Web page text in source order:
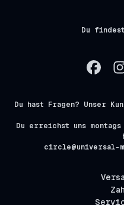
Du
Du hast Fragen? Unser
Du erreichst uns
circle@universal-